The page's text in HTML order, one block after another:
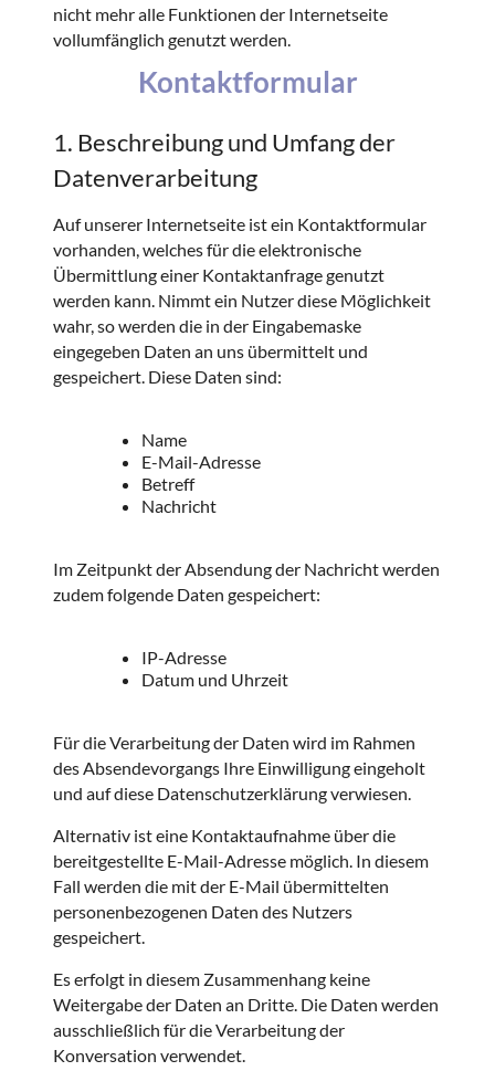
nicht mehr alle Funktionen der Internetseite
vollumfänglich genutzt werden.
Kontaktformular
1. Beschreibung und Umfang der
Datenverarbeitung
Auf unserer Internetseite ist ein Kontaktformular
vorhanden, welches für die elektronische
Übermittlung einer Kontaktanfrage genutzt
werden kann. Nimmt ein Nutzer diese Möglichkeit
wahr, so werden die in der Eingabemaske
eingegeben Daten an uns übermittelt und
gespeichert. Diese Daten sind:
Name
E-Mail-Adresse
Betreff
Nachricht
Im Zeitpunkt der Absendung der Nachricht werden
zudem folgende Daten gespeichert:
IP-Adresse
Datum und Uhrzeit
Für die Verarbeitung der Daten wird im Rahmen
des Absendevorgangs Ihre Einwilligung eingeholt
und auf diese Datenschutzerklärung verwiesen.
Alternativ ist eine Kontaktaufnahme über die
bereitgestellte E-Mail-Adresse möglich. In diesem
Fall werden die mit der E-Mail übermittelten
personenbezogenen Daten des Nutzers
gespeichert.
Es erfolgt in diesem Zusammenhang keine
Weitergabe der Daten an Dritte. Die Daten werden
ausschließlich für die Verarbeitung der
Konversation verwendet.